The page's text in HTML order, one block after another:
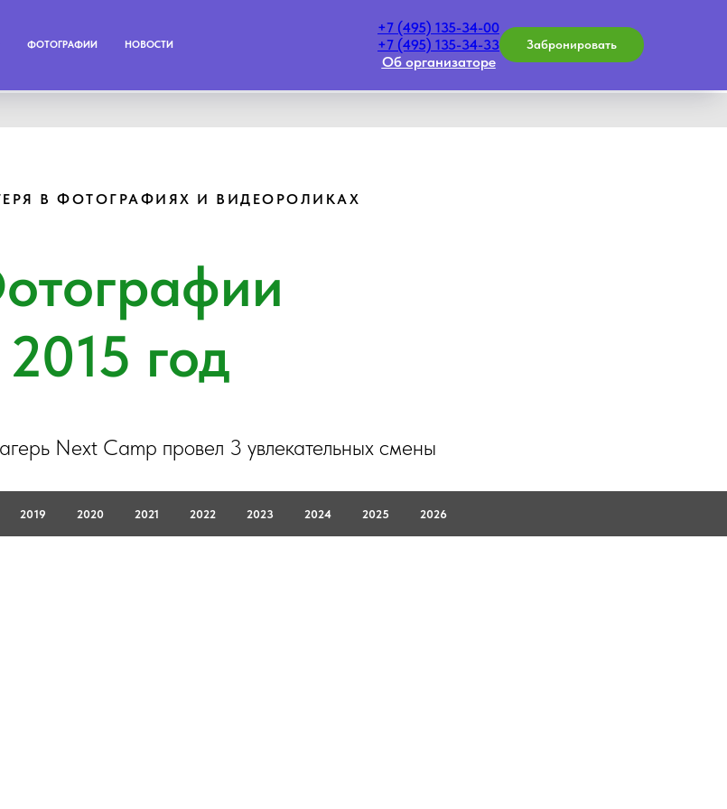
ФОТОГРАФИИ НОВОСТИ
+7 (495) 135-34-00
+7 (495) 135-34-33
Об организаторе
Забронировать
В ФОТОГРАФИЯХ И ВИДЕОРОЛИКАХ
2015 год
Next Camp провел 3 увлекательных смены
2019 2020 2021 2022 2023 2024 2025 2026